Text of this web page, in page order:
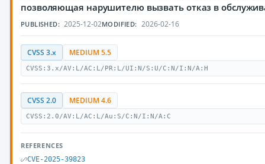
позволяющая нарушителю вызвать отказ в
PUBLISHED: 2025-12-02MODIFIED: 2026-02-16
CVSS 3.x MEDIUM 5.5
CVSS:3.x/AV:L/AC:L/PR:L/UI:N/S:U/C:N/I:N/A:H
CVSS 2.0 MEDIUM 4.6
CVSS:2.0/AV:L/AC:L/Au:S/C:N/I:N/A:C
REFERENCES
CVE-2025-39823